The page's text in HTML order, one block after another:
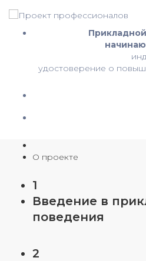
удостоверение о
О проекте
1
Введение в
поведения
2